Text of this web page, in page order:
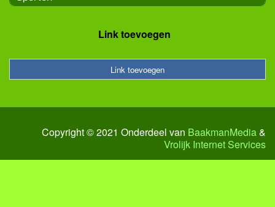
Link toevoegen
Link toevoegen
Copyright © 2021 Onderdeel van BaakmanMedia&
Vrolijk Internet Services